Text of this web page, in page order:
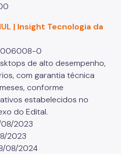
| Insight Tecnologia da
0
de alto desempenho,
com garantia técnica
conforme
estabelecidos no
do Edital.
2023
2023
08/2024